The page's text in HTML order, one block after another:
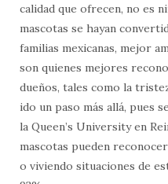
calidad que ofrecen, no es
mascotas se hayan
familias mexicanas, mejor
son quienes mejores
dueños, tales como la
ido un paso más allá, pues
la Queen’s University en
mascotas pueden
o viviendo situaciones de